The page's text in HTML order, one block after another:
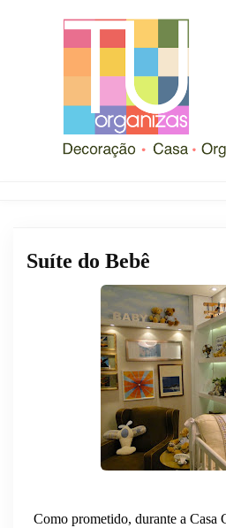
Suíte do Bebê
Como prometido, durante a Casa